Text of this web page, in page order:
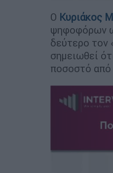
Ο Κυριάκος
ψηφοφόρων
δεύτερο τον
σημειωθεί
ποσοστό από